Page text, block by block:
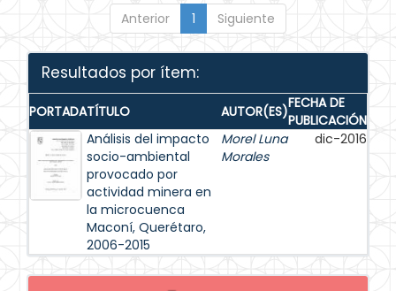
Anterior 1 Siguiente
Resultados por ítem:
PORTADATÍTULO AUTOR(ES)FECHA DE
PUBLICACIÓN
Análisis del impacto
socio-ambiental
provocado por
actividad minera en
la microcuenca
Maconí, Querétaro,
2006-2015
Morel Luna
Morales
dic-2016